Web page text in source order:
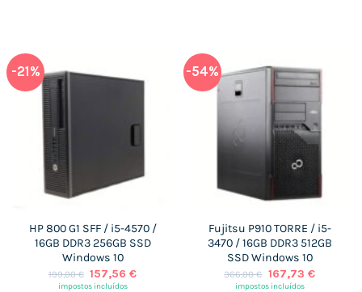
-21%
HP 800 G1 SFF / i5-4570 /
16GB DDR3 256GB SSD
Windows 10
199,00€ O
preço
157,56€O
impostos incluídos
-54%
Fujitsu P910 TORRE / i5-
3470 / 16GB DDR3 512GB
SSD Windows 10
366,00€ O
preço
167,73 €O
impostos incluídos